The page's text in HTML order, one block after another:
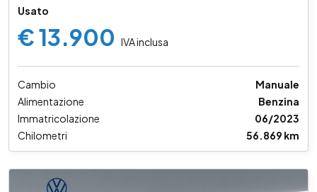
Usato
€ 13.900 IVA inclusa
Cambio
Manuale
Alimentazione
Benzina
Immatricolazione
06/2023
Chilometri
56.869 km